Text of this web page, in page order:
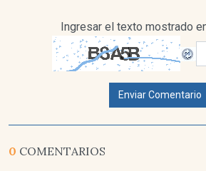
Ingresar el texto mostrado
Enviar Comentario
0 COMENTARIOS